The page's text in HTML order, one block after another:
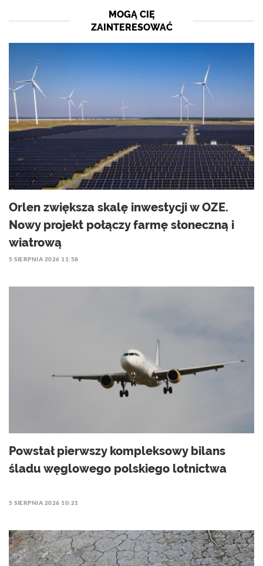
MOGĄ CIĘ
ZAINTERESOWAĆ
Orlen zwiększa skalę inwestycji w OZE.
Nowy projekt połączy farmę słoneczną i
wiatrową
5 SIERPNIA 2026 11:58
Powstał pierwszy kompleksowy bilans
śladu węglowego polskiego lotnictwa
5 SIERPNIA 2026 10:21